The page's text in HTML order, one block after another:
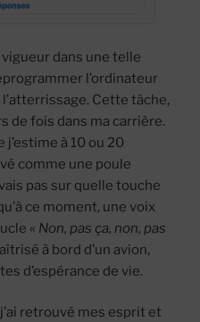
vigueur dans une telle
l’ordinateur
l’atterrissage. Cette tâche,
de fois dans ma carrière.
j’estime à 10 ou 20
comme une poule
pas sur quelle touche
ce moment, une voix
« Non, pas ça, non, pas
à bord d’un avion,
d’espérance de vie.
retrouvé mes esprit et